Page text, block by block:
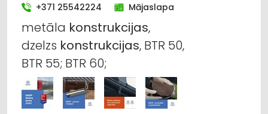
+371 25542224 Mājaslapa
metāla konstrukcijas,
dzelzs konstrukcijas, BTR 50,
BTR 55; BTR 60;